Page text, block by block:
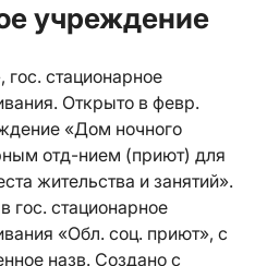
учреждение
стационарное
Открыто в февр.
«Дом ночного
отд-нием (приют) для
жительства и занятий».
гос. стационарное
«Обл. соц. приют», с
назв. Создано с